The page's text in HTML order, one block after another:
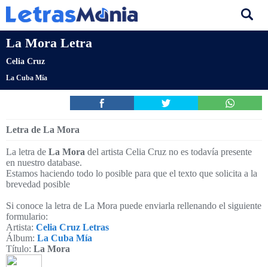
La Mora Letra
Celia Cruz
La Cuba Mía
Letra de La Mora
La letra de La Mora del artista Celia Cruz no es todavía presente
en nuestro database.
Estamos haciendo todo lo posible para que el texto que solicita a la
brevedad posible
Si conoce la letra de La Mora puede enviarla rellenando el siguiente
formulario:
Artista: Celia Cruz Letras
Álbum: La Cuba Mía
Título: La Mora